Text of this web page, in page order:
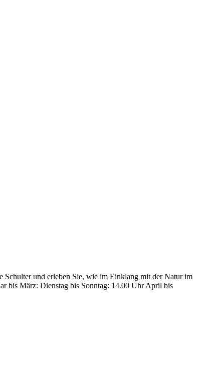
Schulter und erleben Sie, wie im Einklang mit der Natur im
bis März: Dienstag bis Sonntag: 14.00 Uhr April bis